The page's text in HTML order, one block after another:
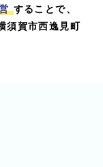
することで、
須賀市西逸見町